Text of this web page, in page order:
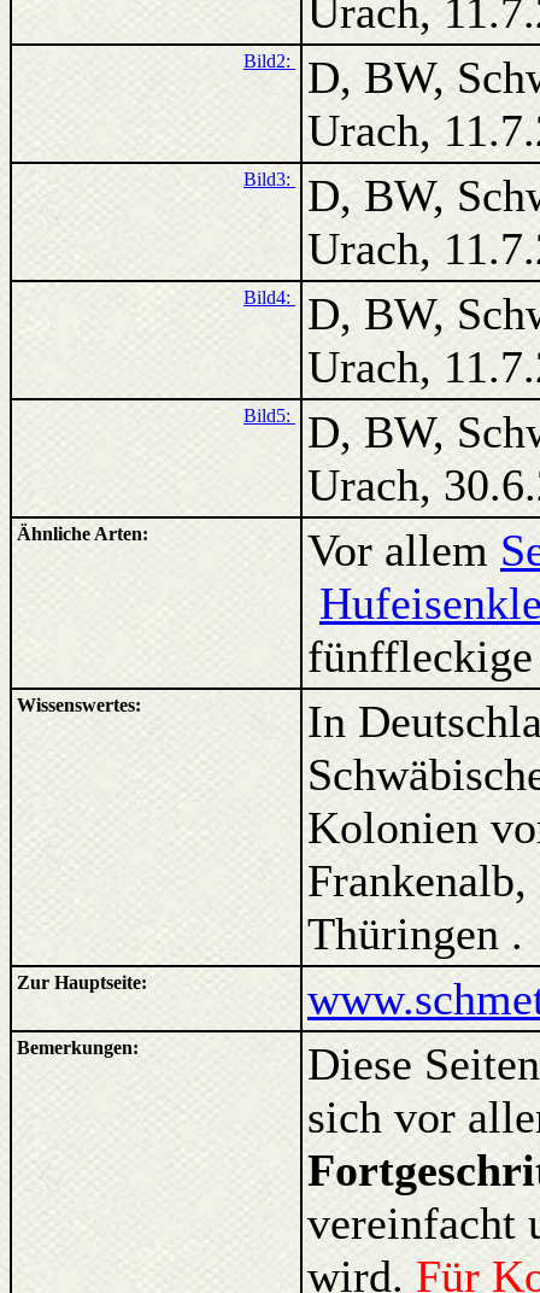
Urach,
Bild2:
D, BW,
Urach,
Bild3:
D, BW,
Urach,
Bild4:
D, BW,
Urach,
Bild5:
D, BW,
Urach,
Ähnliche Arten: Vor allem
Wissenswertes:
In
Kolonien
Thüringen .
Zur Hauptseite:
Bemerkungen:
Diese
sich vor
vereinfacht
wird. Für